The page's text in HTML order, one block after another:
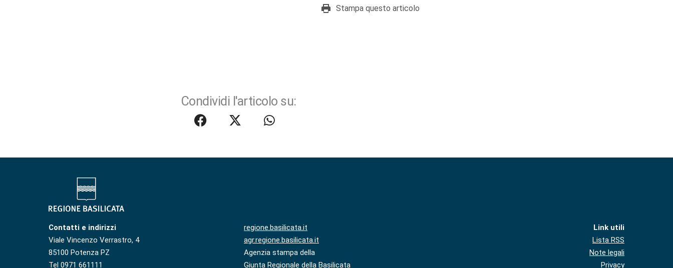
Stampa questo articolo
Condividi l'articolo su:
Contatti e indirizzi
Viale Vincenzo Verrastro, 4
85100 Potenza PZ
Tel 0971 661111
regione.basilicata.it
agr.regione.basilicata.it
Agenzia stampa della
Giunta Regionale della Basilicata
Link utili
Lista RSS
Note legali
Privacy